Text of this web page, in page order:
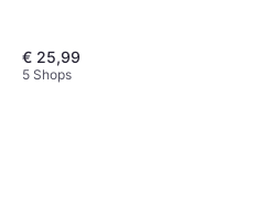
€ 25,99
5 Shops